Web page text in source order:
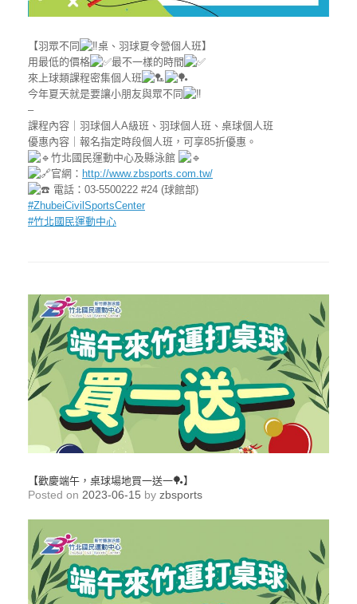
【羽眾不同
桌、羽球夏令營個人班】
用最低的價格
最不一樣的時間
來上球類課程密集個人班
今年夏天就是要讓小朋友與眾不同
–
課程內容｜羽球個人A級班、羽球個人班、桌球個人班
優惠內容｜報名指定時段個人班，可享85折優惠。
竹北國民運動中心及縣泳館
官網： http://www.zbsports.com.tw/
電話：03-5500222 #24 (球館部)
#ZhubeiCivilSportsCenter
#竹北國民運動中心
【歡慶端午，桌球場地買一送一🏓】
Posted on 2023-06-15 by zbsports